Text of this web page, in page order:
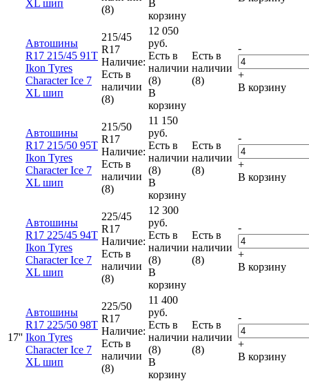
XL шип
(8)
В
корзину
17''
Автошины
R17 215/45 91T
Ikon Tyres
Character Ice 7
XL шип
215/45
R17
Наличие:
Есть в
наличии
(8)
12 050
руб.
Есть в
наличии
(8)
В
корзину
Есть в
наличии
(8)
-
+
В корзину
Автошины
R17 215/50 95T
Ikon Tyres
Character Ice 7
XL шип
215/50
R17
Наличие:
Есть в
наличии
(8)
11 150
руб.
Есть в
наличии
(8)
В
корзину
Есть в
наличии
(8)
-
+
В корзину
Автошины
R17 225/45 94T
Ikon Tyres
Character Ice 7
XL шип
225/45
R17
Наличие:
Есть в
наличии
(8)
12 300
руб.
Есть в
наличии
(8)
В
корзину
Есть в
наличии
(8)
-
+
В корзину
Автошины
R17 225/50 98T
Ikon Tyres
Character Ice 7
XL шип
225/50
R17
Наличие:
Есть в
наличии
(8)
11 400
руб.
Есть в
наличии
(8)
В
корзину
Есть в
наличии
(8)
-
+
В корзину